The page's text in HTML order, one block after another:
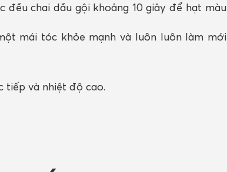
đều chai dầu gội khoảng 10 giây để hạt màu
mái tóc khỏe mạnh và luôn luôn làm mới
tiếp và nhiệt độ cao.